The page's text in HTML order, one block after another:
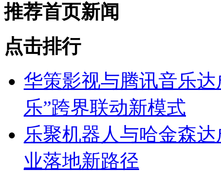
推荐首页新闻
点击排行
华策影视与腾讯音乐
乐”跨界联动新模式
乐聚机器人与哈金森
业落地新路径